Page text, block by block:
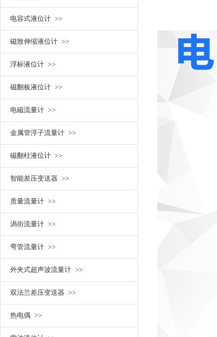
电容式液位计 >>
磁致伸缩液位计 >>
浮标液位计 >>
磁翻板液位计 >>
电磁流量计 >>
金属管浮子流量计 >>
磁翻柱液位计 >>
智能差压变送器 >>
质量流量计 >>
涡街流量计 >>
弯管流量计 >>
外夹式超声波流量计 >>
双法兰差压变送器 >>
热电偶 >>